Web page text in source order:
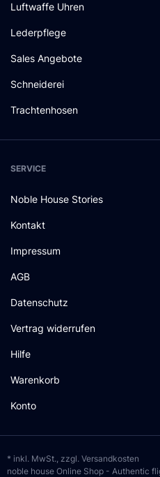
Luftwaffe Uhren
Lederpflege
Sales Angebote
Schneiderei
Trachtenhosen
SERVICE
Noble House Stories
Kontakt
Impressum
AGB
Datenschutz
Vertrag widerrufen
Hilfe
Warenkorb
Konto
* inkl. MwSt., zzgl. Versandkosten
noble house Online Shop - Authentic